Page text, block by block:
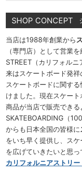
SHOP CONCEPT
当店は1988年創業から
（専門店）として営業
STREET（カリフォル
来はスケートボード発
スケートボードに関す
けました。現在スケー
商品が当店で販売でき
SKATEBOARDING（
からも日本全国の皆様に
をいち早く提供し、ス
を広げていきたいと思っ
カリフォルニアストリ